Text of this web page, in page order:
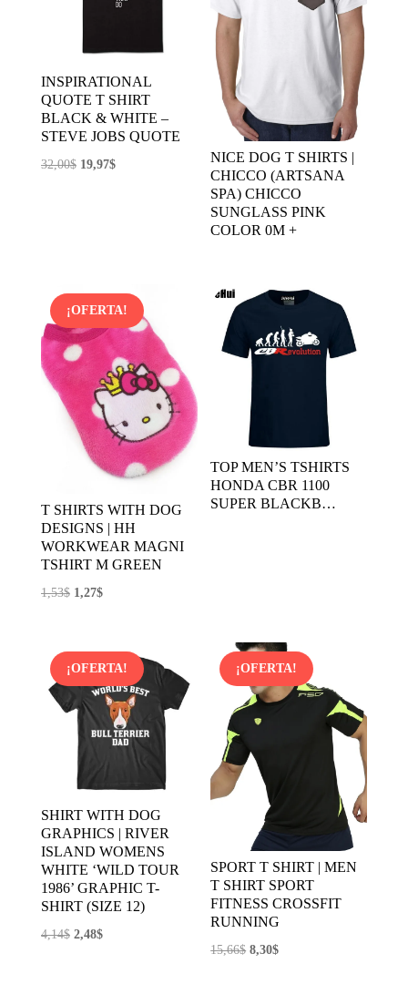
INSPIRATIONAL
QUOTE T SHIRT
BLACK & WHITE –
STEVE JOBS QUOTE
32,00$ El
19,97$El
NICE DOG T SHIRTS |
CHICCO (ARTSANA
SPA) CHICCO
SUNGLASS PINK
COLOR 0M +
¡OFERTA!
T SHIRTS WITH DOG
DESIGNS | HH
WORKWEAR MAGNI
TSHIRT M GREEN
1,53$ El
era:
1,53$.
1,27$El
es:
1,27$.
TOP MEN’S TSHIRTS
HONDA CBR 1100
SUPER BLACKB…
¡OFERTA!
SHIRT WITH DOG
GRAPHICS | RIVER
ISLAND WOMENS
WHITE ‘WILD TOUR
1986’ GRAPHIC T-
SHIRT (SIZE 12)
4,14$ El
2,48$El
¡OFERTA!
SPORT T SHIRT | MEN
T SHIRT SPORT
FITNESS CROSSFIT
RUNNING
15,66$ El
8,30$El